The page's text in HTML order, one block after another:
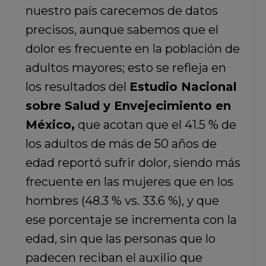
nuestro país carecemos de datos
precisos, aunque sabemos que el
dolor es frecuente en la población de
adultos mayores; esto se refleja en
los resultados del Estudio Nacional
sobre Salud y Envejecimiento en
México, que acotan que el 41.5 % de
los adultos de más de 50 años de
edad reportó sufrir dolor, siendo más
frecuente en las mujeres que en los
hombres (48.3 % vs. 33.6 %), y que
ese porcentaje se incrementa con la
edad, sin que las personas que lo
padecen reciban el auxilio que